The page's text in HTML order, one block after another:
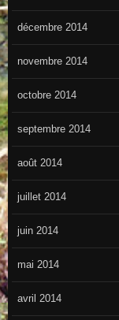
décembre 2014
novembre 2014
octobre 2014
septembre 2014
août 2014
juillet 2014
juin 2014
mai 2014
avril 2014